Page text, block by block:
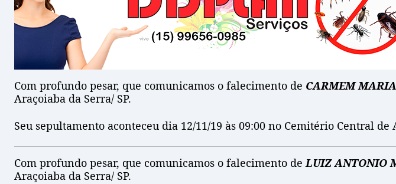
Com profundo pesar, que comunicamos o falecimento de CARMEM MARIA
Araçoiaba da Serra/ SP.
Seu sepultamento aconteceu dia 12/11/19 às 09:00 no Cemitério Central de
Com profundo pesar, que comunicamos o falecimento deLUIZ ANTONIO
Araçoiaba da Serra/ SP.